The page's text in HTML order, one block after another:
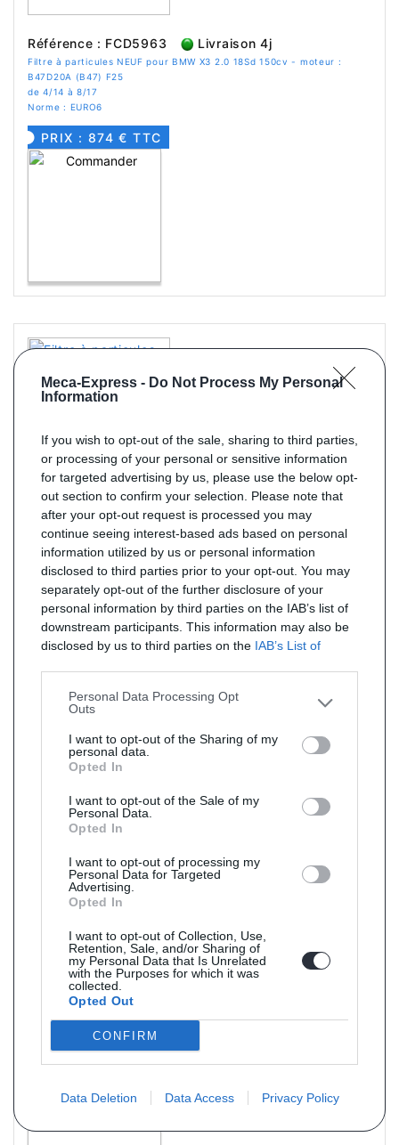
Meca-Express - Do Not Process My Personal
Information
If you wish to opt-out of the sale, sharing to third parties,
or processing of your personal or sensitive information
for targeted advertising by us, please use the below opt-
out section to confirm your selection. Please note that
after your opt-out request is processed you may
continue seeing interest-based ads based on personal
information utilized by us or personal information
disclosed to third parties prior to your opt-out. You may
separately opt-out of the further disclosure of your
personal information by third parties on the IAB’s list of
downstream participants. This information may also be
disclosed by us to third parties on the IAB’s List of
Personal Data Processing Opt
Outs
I want to opt-out of the Sharing of my
personal data.
Opted In
I want to opt-out of the Sale of my
Personal Data.
Opted In
I want to opt-out of processing my
Personal Data for Targeted
Advertising.
Opted In
I want to opt-out of Collection, Use,
Retention, Sale, and/or Sharing of
my Personal Data that Is Unrelated
with the Purposes for which it was
collected.
Opted Out
CONFIRM
Data Deletion Data Access Privacy Policy
Référence : FCD5963 Livraison 4j
Filtre à particules NEUF pour BMW X3 2.0 18Sd 150cv - moteur :
B47D20A (B47) F25
de 4/14 à 8/17
Norme : EURO6
PRIX : 874 € TTC
Référence : FCD5963 Livraison 4j
B47D20A (B47) F25
de 4/14 à 8/17
Norme : EURO6
PRIX : 874 € TTC
Référence : JMJ1229 Livraison 5j
Filtres à particules (FAP) NEUF pour BMW X3 18d F25 08/2011-
PRIX : 643 € TTC